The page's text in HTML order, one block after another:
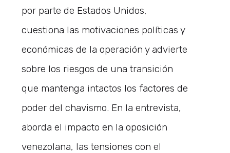
por parte de Estados Unidos,
cuestiona las motivaciones políticas y
económicas de la operación y advierte
sobre los riesgos de una transición
que mantenga intactos los factores de
poder del chavismo. En la entrevista,
aborda el impacto en la oposición
venezolana, las tensiones con el